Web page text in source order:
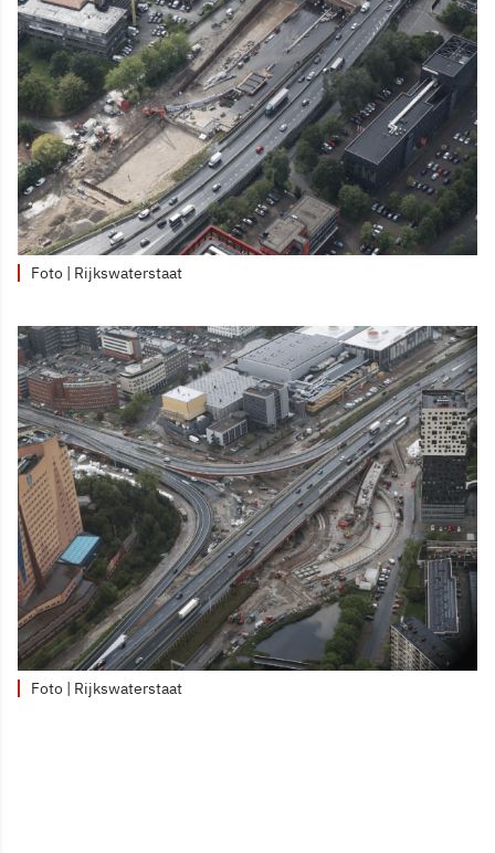
Foto | Rijkswaterstaat
Foto | Rijkswaterstaat